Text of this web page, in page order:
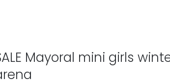
Mayoral mini girls